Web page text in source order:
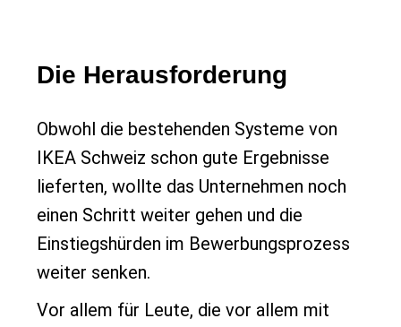
Die Herausforderung
Obwohl die bestehenden Systeme von
IKEA Schweiz schon gute Ergebnisse
lieferten, wollte das Unternehmen noch
einen Schritt weiter gehen und die
Einstiegshürden im Bewerbungsprozess
weiter senken.
Vor allem für Leute, die vor allem mit